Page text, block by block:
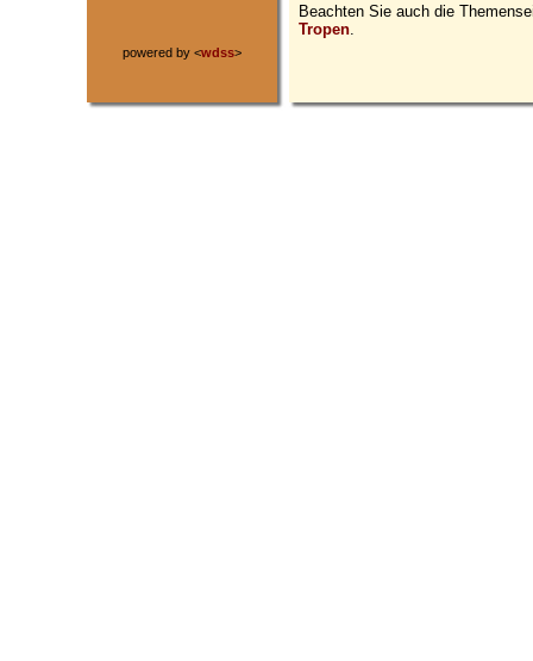
powered by <wdss>
Beachten Sie auch die
Tropen